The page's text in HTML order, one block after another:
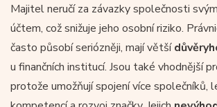
Majitel neručí za závazky společnosti
účtem, což snižuje jeho osobní riziko.
často působí seriózněji, mají větší
u finančních institucí. Jsou také vhodnější
protože umožňují spojení více společníků,